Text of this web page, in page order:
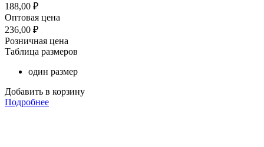
188,00 ₽
Оптовая цена
236,00 ₽
Розничная цена
Таблица размеров
один размер
Добавить в корзину
Подробнее